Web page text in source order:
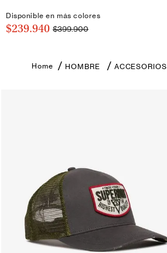
Disponible en más colores
$239.940 $399.900
HOMBRE ACCESORIOS